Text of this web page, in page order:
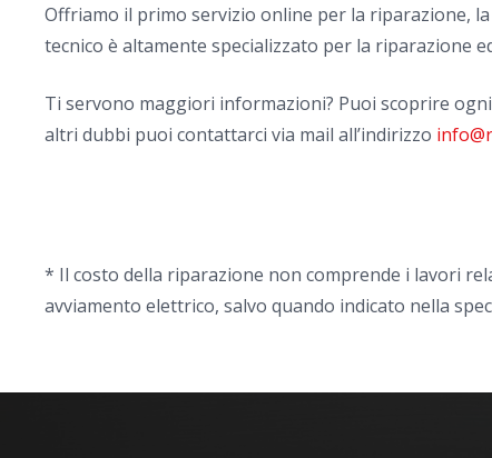
Offriamo il primo servizio online per la riparazione,
tecnico è altamente specializzato per la riparazione
Ti servono maggiori informazioni? Puoi scoprire
altri dubbi puoi contattarci via mail all’indirizzo
* Il costo della riparazione non comprende i lavori
avviamento elettrico, salvo quando indicato nella